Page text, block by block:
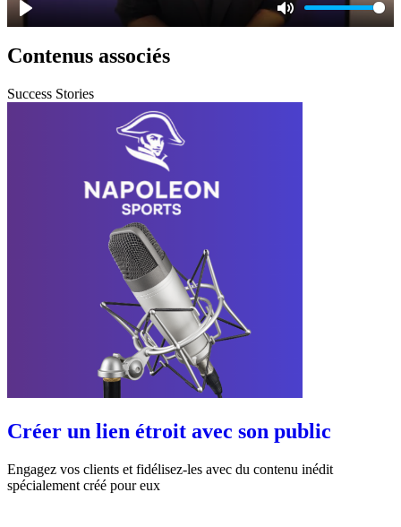
Play Mute
Contenus associés
Success Stories
Créer un lien étroit avec son public
Engagez vos clients et fidélisez-les avec du contenu inédit
spécialement créé pour eux